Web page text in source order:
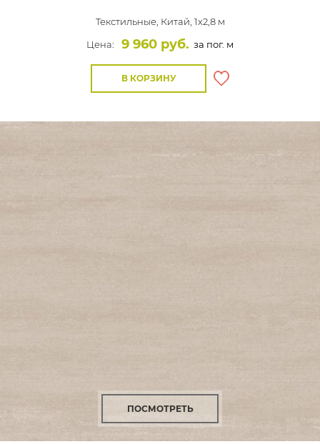
Текстильные, Китай, 1x2,8 м
Цена:
9 960 руб. за пог. м
В КОРЗИНУ
ПОСМОТРЕТЬ